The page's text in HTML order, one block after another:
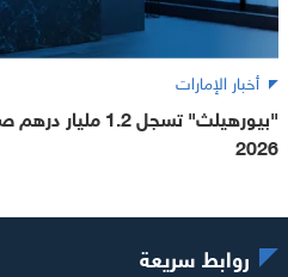
أخبار الإمارات
"بيورهيلث" تسجل
2026
روابط سريعة